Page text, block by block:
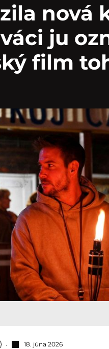
nová
ju
film
18. júna 2026